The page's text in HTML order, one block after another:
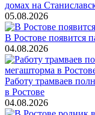
домах на
05.08.2026
В Ростове появится
04.08.2026
Работу трамваев
в Ростове
04.08.2026